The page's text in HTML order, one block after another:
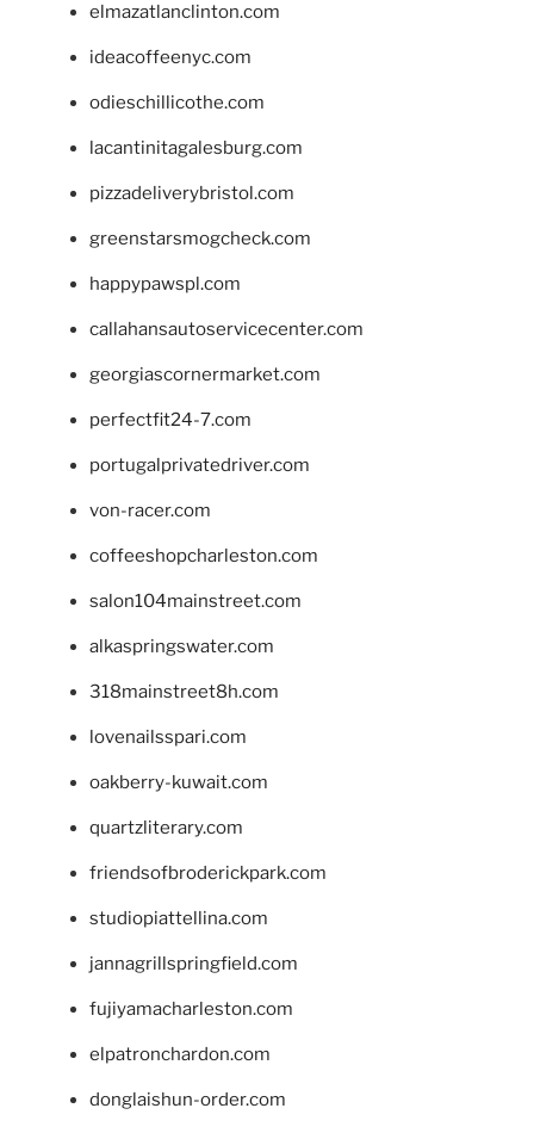
elmazatlanclinton.com
ideacoffeenyc.com
odieschillicothe.com
lacantinitagalesburg.com
pizzadeliverybristol.com
greenstarsmogcheck.com
happypawspl.com
callahansautoservicecenter.com
georgiascornermarket.com
perfectfit24-7.com
portugalprivatedriver.com
von-racer.com
coffeeshopcharleston.com
salon104mainstreet.com
alkaspringswater.com
318mainstreet8h.com
lovenailsspari.com
oakberry-kuwait.com
quartzliterary.com
friendsofbroderickpark.com
studiopiattellina.com
jannagrillspringfield.com
fujiyamacharleston.com
elpatronchardon.com
donglaishun-order.com